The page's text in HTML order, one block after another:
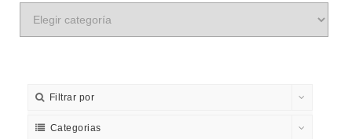
Filtrar por
Categorias